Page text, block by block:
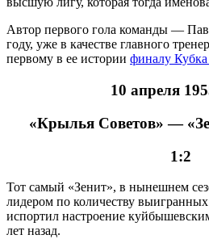
Автор первого гола команды —
году, уже в качестве главного
первому в ее истории финалу
10 апреля
«Крылья Советов» —
1:2
Тот самый «Зенит», в нынешнем
лидером по количеству
испортил настроение
лет назад.